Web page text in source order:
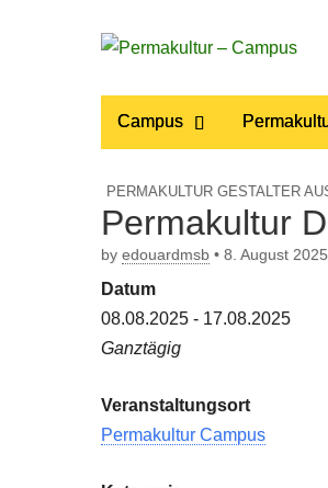
–
Main
menu
Campus
PERMAKULTUR GESTALTER
Permakultur
by edouardmsb • 8. August 2025
Datum
08.08.2025 - 17.08.2025
Ganztägig
Veranstaltungsort
Permakultur Campus